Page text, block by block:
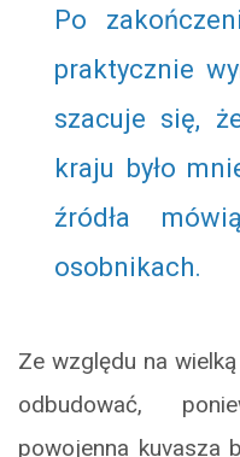
Po
praktycznie
szacuje się,
kraju było
źródła
osobnikach.
Ze względu na
odbudować,
powojenna kuvasza